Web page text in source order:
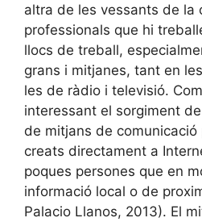
altra de les vessants de la
professionals que hi
llocs de treball,
grans i mitjanes, tant en
les de ràdio i televisió.
interessant el sorgiment
de mitjans de
creats directament a
poques persones que en
informació local o de
Palacio Llanos, 2013). El